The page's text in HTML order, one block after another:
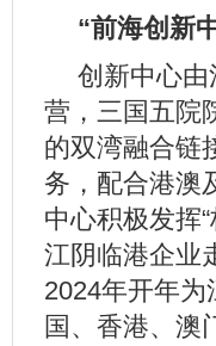
“前海创新
创新中心
营， 三国五院
的双湾融合链
务，配合港澳
中心积极发挥
江阴临港企业
2024年开年
国、香港、澳